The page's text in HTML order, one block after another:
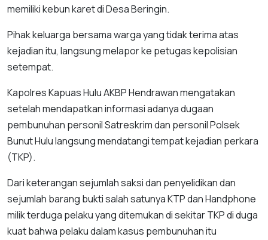
memiliki kebun karet di Desa Beringin.
Pihak keluarga bersama warga yang tidak terima atas
kejadian itu, langsung melapor ke petugas kepolisian
setempat.
Kapolres Kapuas Hulu AKBP Hendrawan mengatakan
setelah mendapatkan informasi adanya dugaan
pembunuhan personil Satreskrim dan personil Polsek
Bunut Hulu langsung mendatangi tempat kejadian perkara
(TKP).
Dari keterangan sejumlah saksi dan penyelidikan dan
sejumlah barang bukti salah satunya KTP dan Handphone
milik terduga pelaku yang ditemukan di sekitar TKP di duga
kuat bahwa pelaku dalam kasus pembunuhan itu